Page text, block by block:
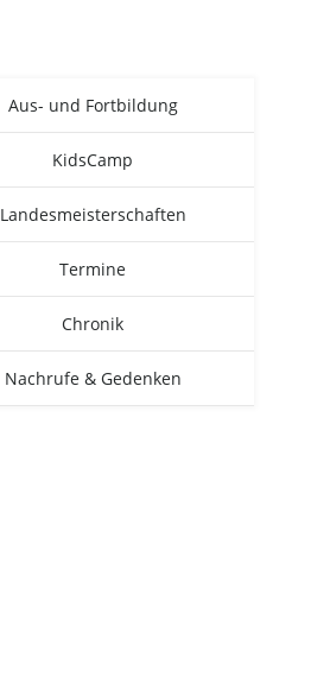
Aus- und Fortbildung
KidsCamp
Landesmeisterschaften
Termine
Chronik
Nachrufe & Gedenken